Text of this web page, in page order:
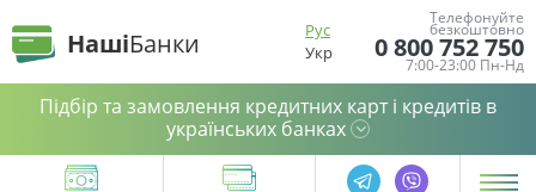
НашіБанки
Рус
Укр
Телефонуйте
безкоштовно
0 800 752 750
7:00-23:00 Пн-Нд
Підбір та замовлення кредитних карт і кредитів в
українських банках